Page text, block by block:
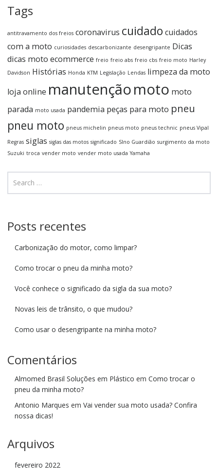
Tags
antitravamento dos freios coronavirus cuidado cuidados
com a moto curiosidades descarbonizante desengripante Dicas
dicas moto ecommerce freio freio abs freio cbs freio moto Harley
Davidson Histórias Honda KTM Legislação Lendas limpeza da moto
loja online manutençãomoto moto
parada moto usada pandemia peças para moto pneu
pneu moto pneus michelin pneus moto pneus technic pneus Vipal
Regras siglas siglas das motos significado SIno Guardião surgimento da moto
Suzuki troca vender moto vender moto usada Yamaha
Posts recentes
Carbonização do motor, como limpar?
Como trocar o pneu da minha moto?
Você conhece o significado da sigla da sua moto?
Novas leis de trânsito, o que mudou?
Como usar o desengripante na minha moto?
Comentários
Almomed Brasil Soluções em Plástico em Como trocar o
pneu da minha moto?
Antonio Marques em Vai vender sua moto usada? Confira
nossa dicas!
Arquivos
fevereiro 2022